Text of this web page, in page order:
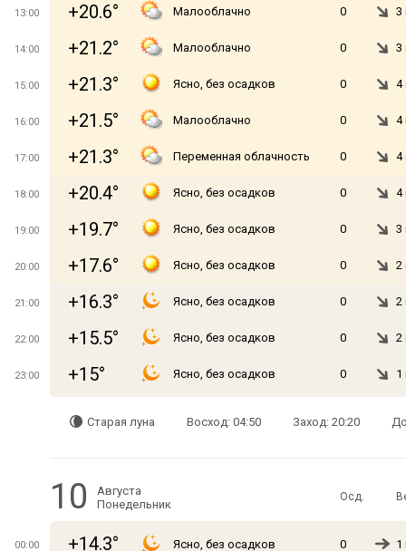
13:00 +20.6° Малооблачно 0 3
14:00 +21.2° Малооблачно 0 3
15:00 +21.3° Ясно, без осадков 0 4
16:00 +21.5° Малооблачно 0 4
17:00 +21.3° Переменная облачность 0 4
18:00 +20.4° Ясно, без осадков 0 4
19:00 +19.7° Ясно, без осадков 0 3
20:00 +17.6° Ясно, без осадков 0 2
21:00 +16.3° Ясно, без осадков 0 2
22:00 +15.5° Ясно, без осадков 0 2
23:00 +15° Ясно, без осадков 0 1
Старая луна Восход: 04:50 Заход: 20:20
10
Августа
Понедельник
Осд.
00:00 +14.3° Ясно, без осадков 0 1